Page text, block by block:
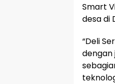
Smart
desa di
“Deli
dengan